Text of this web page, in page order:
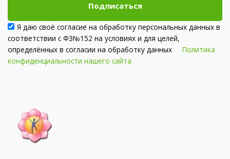
Подписаться
Я даю своё согласие на обработку персональных данных в
соответствии с ФЗ№152 на условиях и для целей,
определённых в согласии на обработку данных Политика
конфиденциальности нашего сайта